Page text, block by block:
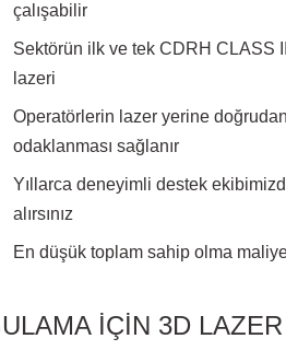
çalışabilir
Sektörün ilk ve tek CDRH CLASS
lazeri
Operatörlerin lazer yerine
odaklanması sağlanır
Yıllarca deneyimli destek
alırsınız
En düşük toplam sahip olma
İÇİN 3D